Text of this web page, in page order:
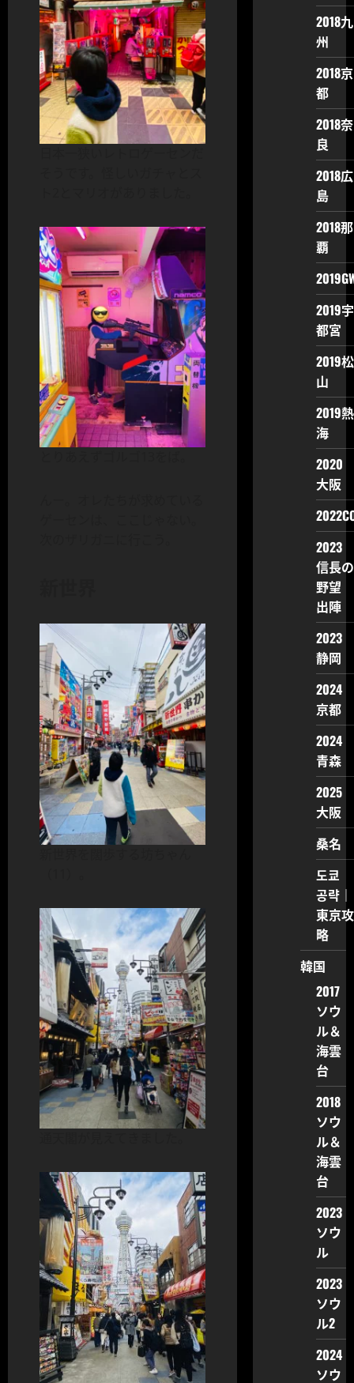
2018九
州
2018京
都
2018奈
良
2018広
島
2018那
覇
2019宇
都宮
2019松
山
2019熱
海
2020
大阪
2023
信長の
野望
出陣
2023
静岡
2024
京都
2024
青森
2025
大阪
桑名
도쿄
공략｜
東京攻
略
韓国
2017
ソウ
ル＆
海雲
台
2018
ソウ
ル＆
海雲
台
2023
ソウ
ル
2023
ソウ
ル2
2024
ソウ